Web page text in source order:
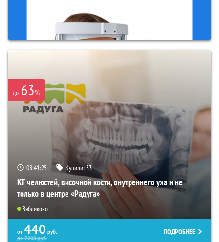
до 63%
08:41:24 Купили: 53
КТ челюстей, височной кости, внутреннего уха и не
только в центре «Радуга»
Зябликово
от 440 руб.
до7200руб.
ПОДРОБНЕЕ